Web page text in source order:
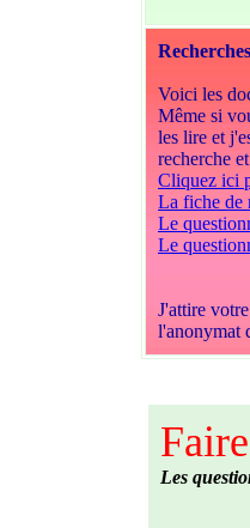
Voici les
Même si
les lire et
recherche
Cliquez ici
La fiche de
Le
Le
J'attire
l'anonymat
Les